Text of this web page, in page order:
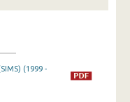
(1999 -